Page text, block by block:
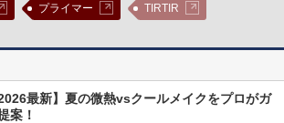
プライマー TIRTIR
2026最新】夏の微熱vsクールメイクをプロがガ
案！